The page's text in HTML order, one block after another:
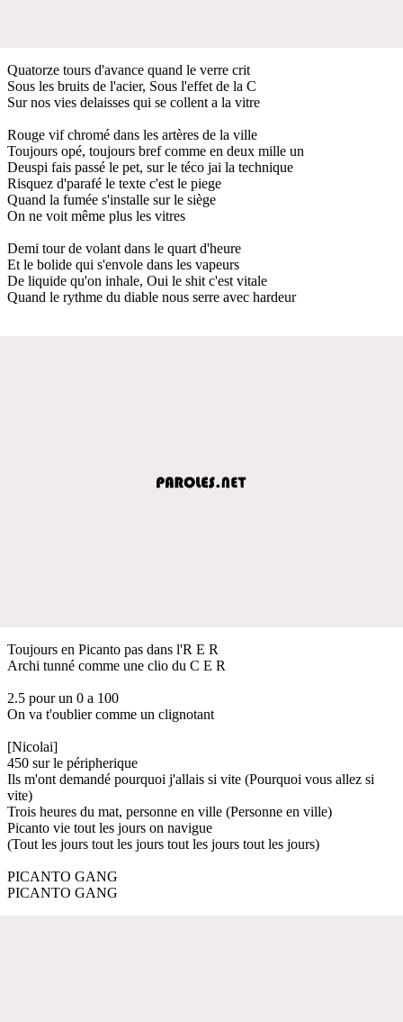
Quatorze tours d'avance quand le verre crit
Sous les bruits de l'acier, Sous l'effet de la C
Sur nos vies delaisses qui se collent a la vitre
Rouge vif chromé dans les artères de la ville
Toujours opé, toujours bref comme en deux mille un
Deuspi fais passé le pet, sur le téco jai la technique
Risquez d'parafé le texte c'est le piege
Quand la fumée s'installe sur le siège
On ne voit même plus les vitres
Demi tour de volant dans le quart d'heure
Et le bolide qui s'envole dans les vapeurs
De liquide qu'on inhale, Oui le shit c'est vitale
Quand le rythme du diable nous serre avec hardeur
Toujours en Picanto pas dans l'R E R
Archi tunné comme une clio du C E R
2.5 pour un 0 a 100
On va t'oublier comme un clignotant
[Nicolai]
450 sur le péripherique
Ils m'ont demandé pourquoi j'allais si vite (Pourquoi vous allez si
vite)
Trois heures du mat, personne en ville (Personne en ville)
Picanto vie tout les jours on navigue
(Tout les jours tout les jours tout les jours tout les jours)
PICANTO GANG
PICANTO GANG